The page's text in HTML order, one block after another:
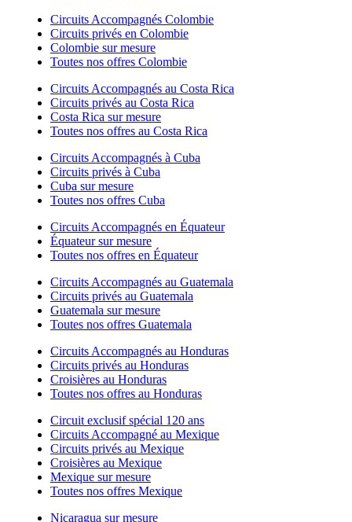
Circuits Accompagnés Colombie
Circuits privés en Colombie
Colombie sur mesure
Toutes nos offres Colombie
Circuits Accompagnés au Costa Rica
Circuits privés au Costa Rica
Costa Rica sur mesure
Toutes nos offres au Costa Rica
Circuits Accompagnés à Cuba
Circuits privés à Cuba
Cuba sur mesure
Toutes nos offres Cuba
Circuits Accompagnés en Équateur
Équateur sur mesure
Toutes nos offres en Équateur
Circuits Accompagnés au Guatemala
Circuits privés au Guatemala
Guatemala sur mesure
Toutes nos offres Guatemala
Circuits Accompagnés au Honduras
Circuits privés au Honduras
Croisières au Honduras
Toutes nos offres au Honduras
Circuit exclusif spécial 120 ans
Circuits Accompagné au Mexique
Circuits privés au Mexique
Croisières au Mexique
Mexique sur mesure
Toutes nos offres Mexique
Nicaragua sur mesure